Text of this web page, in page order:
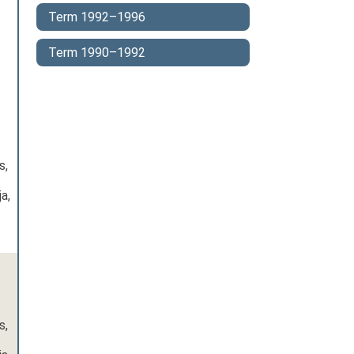
Term 1992–1996
Term 1990–1992